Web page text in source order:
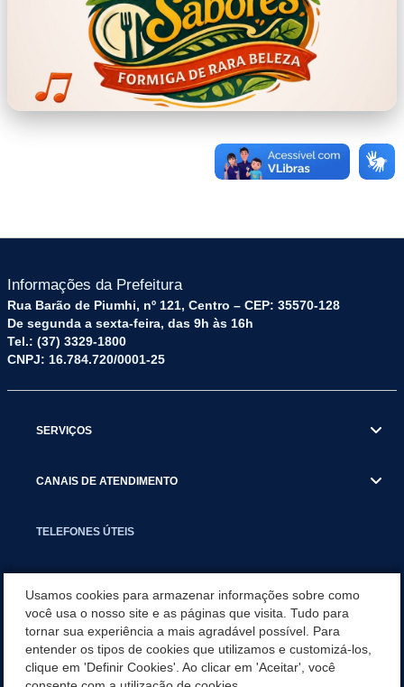
Informações da Prefeitura
Rua Barão de Piumhi, nº 121, Centro – CEP: 35570-128
De segunda a sexta-feira, das 9h às 16h
Tel.: (37) 3329-1800
CNPJ: 16.784.720/0001-25
SERVIÇOS
CANAIS DE ATENDIMENTO
TELEFONES ÚTEIS
NOTÍCIAS
APLICATIVO
Usamos cookies para armazenar informações sobre como
você usa o nosso site e as páginas que visita. Tudo para
tornar sua experiência a mais agradável possível. Para
entender os tipos de cookies que utilizamos e customizá-los,
clique em 'Definir Cookies'. Ao clicar em 'Aceitar', você